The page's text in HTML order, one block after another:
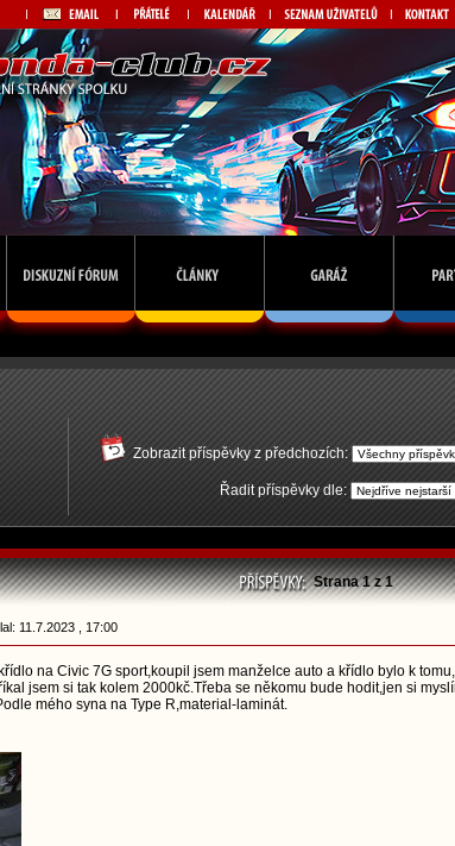
Zobrazit příspěvky z předchozích:
Řadit příspěvky dle:
Strana1z1
11.7.2023 , 17:00
na Civic 7G sport,koupil jsem manželce auto a křídlo bylo k
jsem si tak kolem 2000kč.Třeba se někomu bude hodit,jen si
mého syna na Type R,material-laminát.